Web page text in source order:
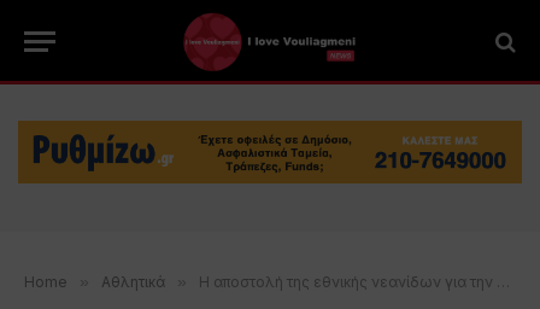
Home » Αθλητικά » Η αποστολή της εθνικής νεανίδων για την Κροατία